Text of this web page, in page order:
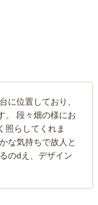
に位置しており、
。 段々畑の様にお
照らしてくれま
な気持ちで故人と
のdえ、デザイン